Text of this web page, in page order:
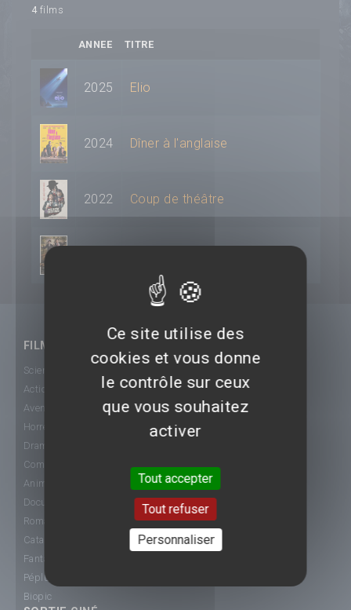
4 films
ANNEE TITRE
2025 Elio
2024 Dîner à l'anglaise
2022 Coup de théâtre
FILMS
Science-Fiction
Action
Aventure
Horreur
Drame
Comédie
Animation
Documentaire
Romance
Catastrophe
Fantastique
Péplum
Biopic
Ce site utilise des
cookies et vous donne
le contrôle sur ceux
que vous souhaitez
activer
Tout accepter
Tout refuser
Personnaliser